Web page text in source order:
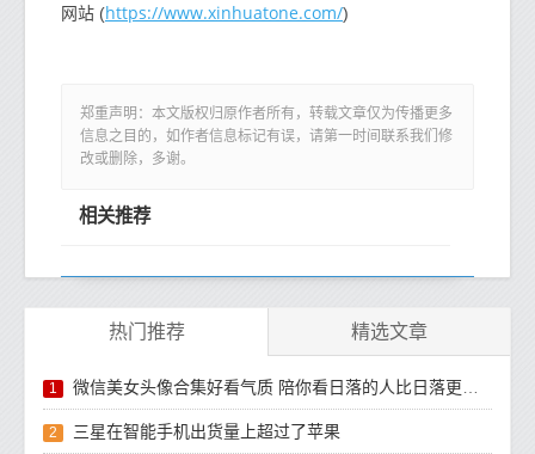
网站 (https://www.xinhuatone.com/)
郑重声明：本文版权归原作者所有，转载文章仅为传播更多
信息之目的，如作者信息标记有误，请第一时间联系我们修
改或删除，多谢。
相关推荐
热门推荐 精选文章
1 微信美女头像合集好看气质 陪你看日落的人比日落更浪漫
2 三星在智能手机出货量上超过了苹果